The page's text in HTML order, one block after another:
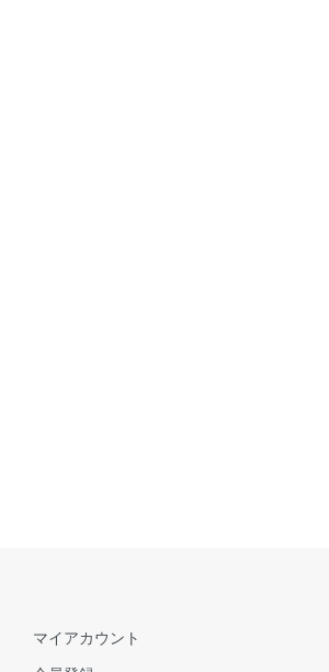
マイアカウント